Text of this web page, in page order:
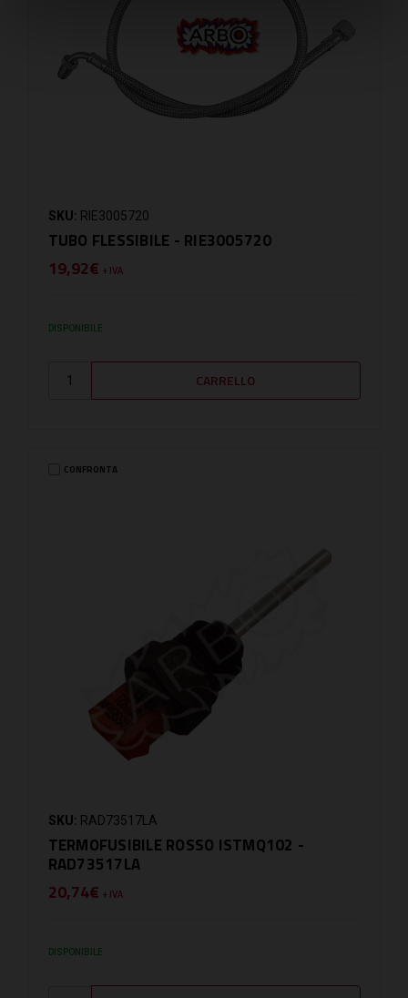
SKU: RIE3005720
TUBO FLESSIBILE - RIE3005720
19,92€ + IVA
DISPONIBILE
CONFRONTA
SKU: RAD73517LA
TERMOFUSIBILE ROSSO ISTMQ102 -
RAD73517LA
20,74€ + IVA
DISPONIBILE